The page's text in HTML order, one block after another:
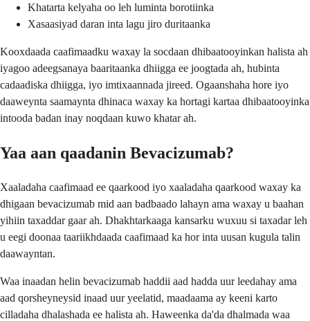
Khatarta kelyaha oo leh luminta borotiinka
Xasaasiyad daran inta lagu jiro duritaanka
Kooxdaada caafimaadku waxay la socdaan dhibaatooyinkan halista ah
iyagoo adeegsanaya baaritaanka dhiigga ee joogtada ah, hubinta
cadaadiska dhiigga, iyo imtixaannada jireed. Ogaanshaha hore iyo
daaweynta saamaynta dhinaca waxay ka hortagi kartaa dhibaatooyinka
intooda badan inay noqdaan kuwo khatar ah.
Yaa aan qaadanin Bevacizumab?
Xaaladaha caafimaad ee qaarkood iyo xaaladaha qaarkood waxay ka
dhigaan bevacizumab mid aan badbaado lahayn ama waxay u baahan
yihiin taxaddar gaar ah. Dhakhtarkaaga kansarku wuxuu si taxadar leh
u eegi doonaa taariikhdaada caafimaad ka hor inta uusan kugula talin
daawayntan.
Waa inaadan helin bevacizumab haddii aad hadda uur leedahay ama
aad qorsheyneysid inaad uur yeelatid, maadaama ay keeni karto
cilladaha dhalashada ee halista ah. Haweenka da'da dhalmada waa